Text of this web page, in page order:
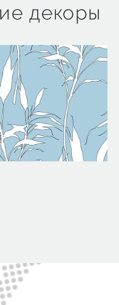
декоры